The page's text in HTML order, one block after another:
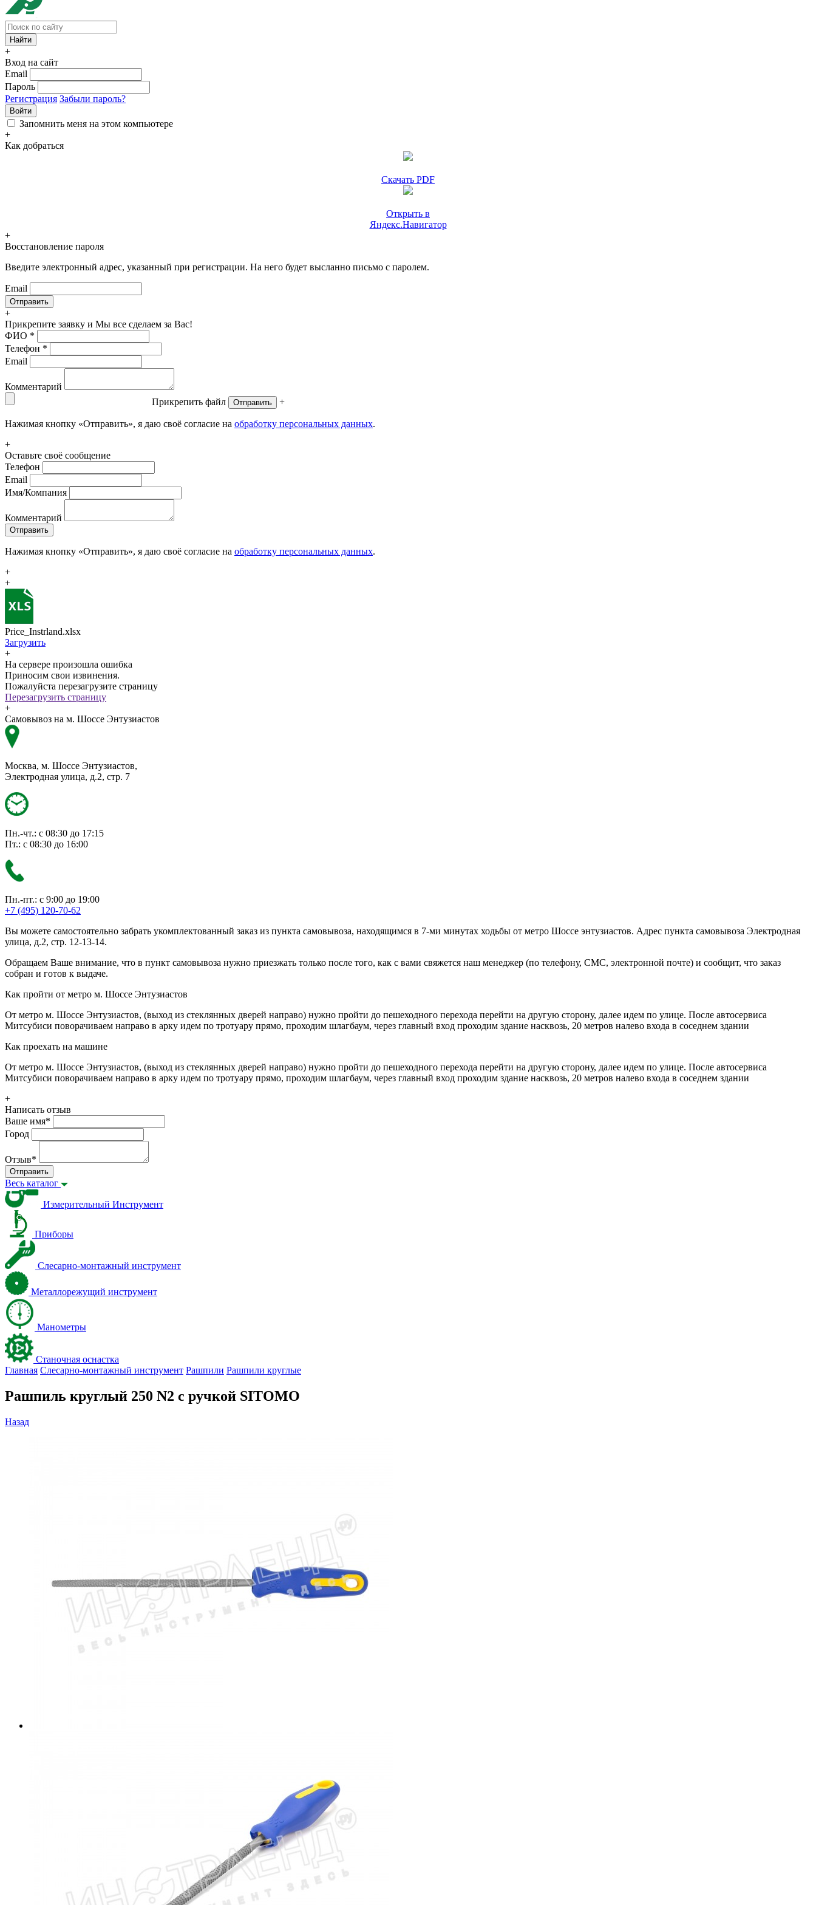
+
Вход на сайт
Email
Пароль
Регистрация Забыли пароль?
Войти
Запомнить меня на этом компьютере
+
Как добраться
Скачать PDF
Открыть в
Яндекс.Навигатор
+
Восстановление пароля
Введите электронный адрес, указанный при регистрации. На него будет высланно письмо с паролем.
Email
+
Прикрепите заявку и Мы все сделаем за Вас!
ФИО *
Телефон *
Email
Комментарий
Прикрепить файл
Отправить +
Нажимая кнопку «Отправить», я даю своё согласие на обработку персональных данных.
+
Оставьте своё сообщение
Телефон
Email
Имя/Компания
Комментарий
Отправить
Нажимая кнопку «Отправить», я даю своё согласие на обработку персональных данных.
+
+
Price_Instrland.xlsx
Загрузить
+
На сервере произошла ошибка
Приносим свои извинения.
Пожалуйста перезагрузите страницу
Перезагрузить страницу
+
Самовывоз на м. Шоссе Энтузиастов
Москва, м. Шоссе Энтузиастов,
Электродная улица, д.2, стр. 7
Пн.-чт.: с 08:30 до 17:15
Пт.: с 08:30 до 16:00
Пн.-пт.: с 9:00 до 19:00
+7 (495) 120-70-62
Вы можете самостоятельно забрать укомплектованный заказ из пункта самовывоза, находящимся в 7-ми минутах ходьбы от метро Шоссе энтузиастов. Адрес пункта самовывоза Электродная
улица, д.2, стр. 12-13-14.
Обращаем Ваше внимание, что в пункт самовывоза нужно приезжать только после того, как с вами свяжется наш менеджер (по телефону, СМС, электронной почте) и сообщит, что заказ
собран и готов к выдаче.
Как пройти от метро м. Шоссе Энтузиастов
От метро м. Шоссе Энтузиастов, (выход из стеклянных дверей направо) нужно пройти до пешеходного перехода перейти на другую сторону, далее идем по улице. После автосервиса
Митсубиси поворачиваем направо в арку идем по тротуару прямо, проходим шлагбаум, через главный вход проходим здание насквозь, 20 метров налево входа в соседнем здании
Как проехать на машине
От метро м. Шоссе Энтузиастов, (выход из стеклянных дверей направо) нужно пройти до пешеходного перехода перейти на другую сторону, далее идем по улице. После автосервиса
Митсубиси поворачиваем направо в арку идем по тротуару прямо, проходим шлагбаум, через главный вход проходим здание насквозь, 20 метров налево входа в соседнем здании
+
Написать отзыв
Ваше имя*
Город
Отзыв*
Отправить
Весь каталог
Измерительный Инструмент
Приборы
Слесарно-монтажный инструмент
Металлорежущий инструмент
Манометры
Станочная оснастка
Главная Слесарно-монтажный инструмент Рашпили Рашпили круглые
Рашпиль круглый 250 N2 с ручкой SITOMO
Назад